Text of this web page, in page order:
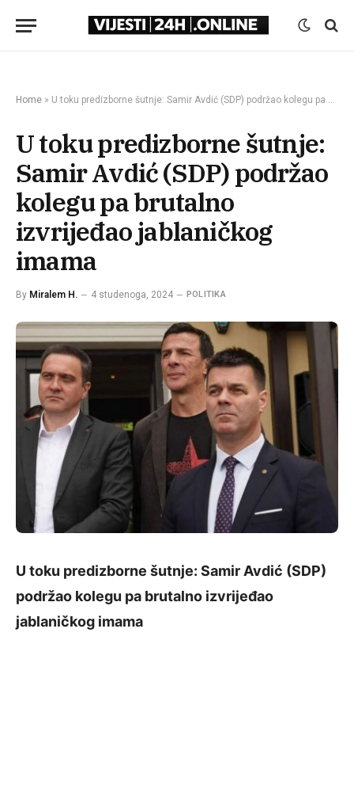
Home » U toku predizborne šutnje: Samir Avdić (SDP) podržao kolegu pa brutalno izvrijeđao jablaničkog imama
U toku predizborne šutnje:
Samir Avdić (SDP) podržao
kolegu pa brutalno
izvrijeđao jablaničkog
imama
By Miralem H. 4 studenoga, 2024 POLITIKA
U toku predizborne šutnje: Samir Avdić (SDP)
podržao kolegu pa brutalno izvrijeđao
jablaničkog imama